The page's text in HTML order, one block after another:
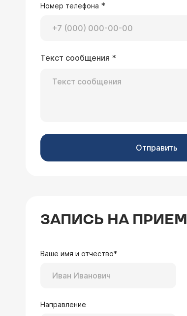
Номер телефона *
Текст сообщения *
Отправить
ЗАПИСЬ НА ПРИЕМ
Ваше имя и отчество*
Направление